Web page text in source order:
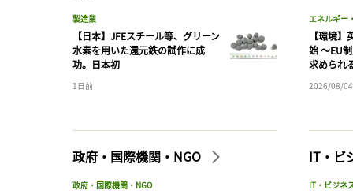
製造業
【日本】JFEスチール等、グリーン
水素を用いた還元鉄の試作に成
功。日本初
1日前
エネルギー
【環境
始 〜EU
求められ
2026/08/04
政府・国際機関・NGO
政府・国際機関・NGO
IT・ビ
IT・ビジネ